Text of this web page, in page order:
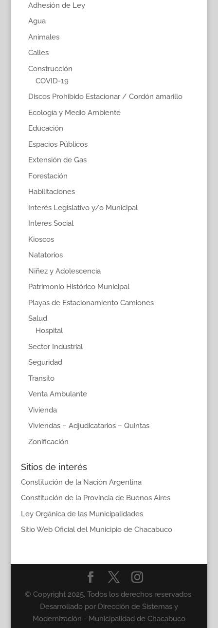
Adhesión de Ley
Agua
Animales
Calles
Construcción
COVID-19
Discos Prohibido Estacionar / Cordón amarillo
Ecología y Medio Ambiente
Educación
Espacios Públicos
Extensión de Gas
Forestación
Habilitaciones
Interés Legislativo y/o Municipal
Interes Social
Kioscos
Natatorios
Niñez y Adolescencia
Patrimonio Histórico Municipal
Playas de Estacionamiento Camiones
Salud
Hospital
Sector Industrial
Seguridad
Transito
Venta Ambulante
Vivienda
Viviendas – Adjudicatarios – Quintas
Zonificación
Sitios de interés
Constitución de la Nación Argentina
Constitución de la Provincia de Buenos Aires
Ley Orgánica de las Municipalidades
Sitio Web Oficial del Municipio de Chacabuco
© Copyright 2025. Todos los derechos reservados.
Desarrollado por Dirección de Sistemas y
Modernización - Municipalidad de Chacabuco